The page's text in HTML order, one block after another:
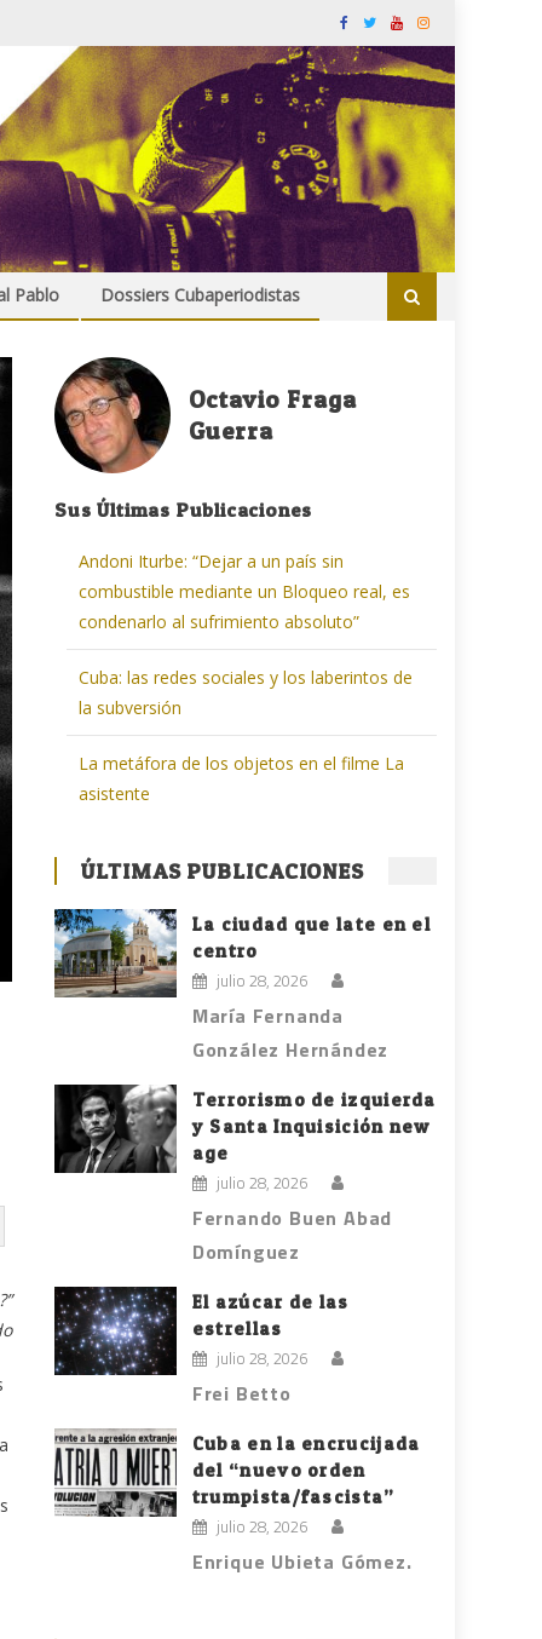
Pablo Dossiers Cubaperiodistas
Octavio Fraga
Guerra
Sus Últimas Publicaciones
Andoni Iturbe: “Dejar a un país sin
combustible mediante un Bloqueo real, es
condenarlo al sufrimiento absoluto”
Cuba: las redes sociales y los laberintos de
la subversión
La metáfora de los objetos en el filme La
asistente
ÚLTIMAS PUBLICACIONES
La ciudad que late en el
centro
julio 28, 2026
María Fernanda
González Hernández
Terrorismo de izquierda
y Santa Inquisición new
age
julio 28, 2026
Fernando Buen Abad
Domínguez
El azúcar de las
estrellas
julio 28, 2026
Frei Betto
Cuba en la encrucijada
del “nuevo orden
trumpista/fascista”
julio 28, 2026
Enrique Ubieta Gómez.